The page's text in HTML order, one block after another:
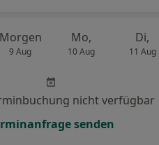
Morgen
9 Aug
Mo,
10 Aug
Di,
11 Aug
nicht verfügbar
senden